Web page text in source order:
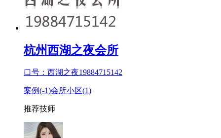
杭州西湖之夜会所
口号：西湖之夜19884715142
案例(-1)会所小区(1)
推荐技师